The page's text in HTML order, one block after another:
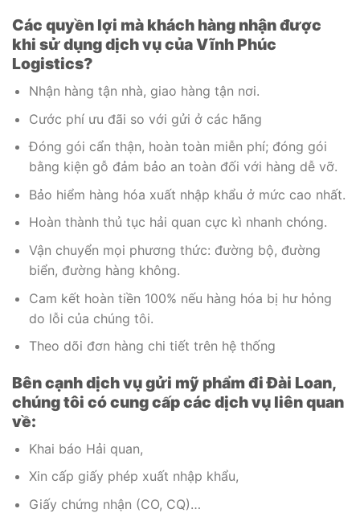
Các quyền lợi mà khách hàng nhận được
khi sử dụng dịch vụ của Vĩnh Phúc
Logistics?
Nhận hàng tận nhà, giao hàng tận nơi.
Cước phí ưu đãi so với gửi ở các hãng
Đóng gói cẩn thận, hoàn toàn miễn phí; đóng gói
bằng kiện gỗ đảm bảo an toàn đối với hàng dễ vỡ.
Bảo hiểm hàng hóa xuất nhập khẩu ở mức cao nhất.
Hoàn thành thủ tục hải quan cực kì nhanh chóng.
Vận chuyển mọi phương thức: đường bộ, đường
biển, đường hàng không.
Cam kết hoàn tiền 100% nếu hàng hóa bị hư hỏng
do lỗi của chúng tôi.
Theo dõi đơn hàng chi tiết trên hệ thống
Bên cạnh dịch vụ gửi mỹ phẩm đi Đài Loan,
chúng tôi có cung cấp các dịch vụ liên quan
về:
Khai báo Hải quan,
Xin cấp giấy phép xuất nhập khẩu,
Giấy chứng nhận (CO, CQ)…